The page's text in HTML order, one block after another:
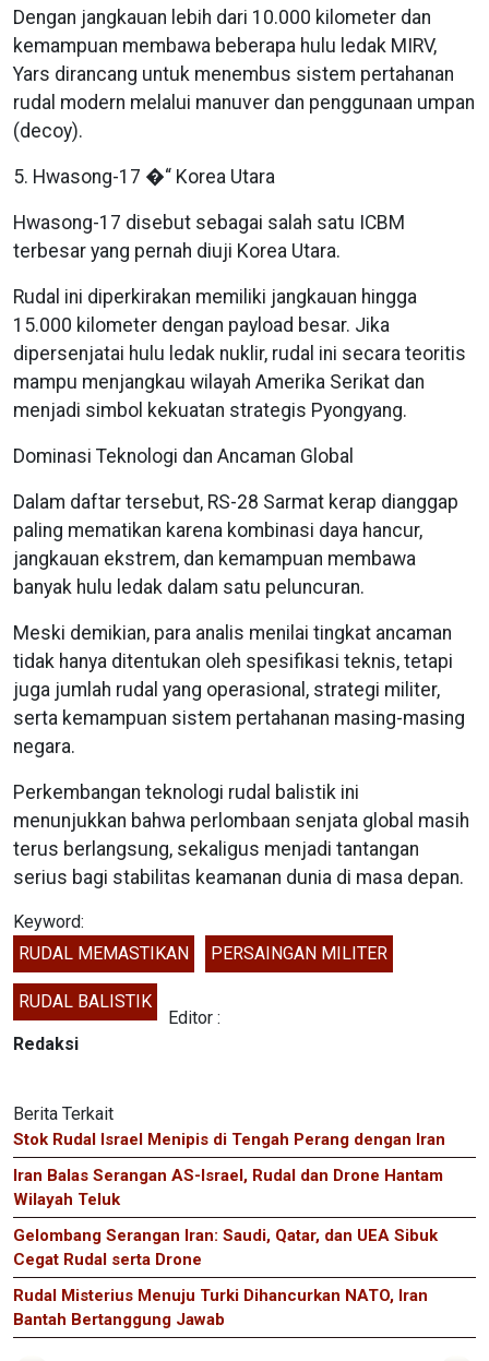
Dengan jangkauan lebih dari 10.000 kilometer dan
kemampuan membawa beberapa hulu ledak MIRV,
Yars dirancang untuk menembus sistem pertahanan
rudal modern melalui manuver dan penggunaan umpan
(decoy).
5. Hwasong-17 �“ Korea Utara
Hwasong-17 disebut sebagai salah satu ICBM
terbesar yang pernah diuji Korea Utara.
Rudal ini diperkirakan memiliki jangkauan hingga
15.000 kilometer dengan payload besar. Jika
dipersenjatai hulu ledak nuklir, rudal ini secara teoritis
mampu menjangkau wilayah Amerika Serikat dan
menjadi simbol kekuatan strategis Pyongyang.
Dominasi Teknologi dan Ancaman Global
Dalam daftar tersebut, RS-28 Sarmat kerap dianggap
paling mematikan karena kombinasi daya hancur,
jangkauan ekstrem, dan kemampuan membawa
banyak hulu ledak dalam satu peluncuran.
Meski demikian, para analis menilai tingkat ancaman
tidak hanya ditentukan oleh spesifikasi teknis, tetapi
juga jumlah rudal yang operasional, strategi militer,
serta kemampuan sistem pertahanan masing-masing
negara.
Perkembangan teknologi rudal balistik ini
menunjukkan bahwa perlombaan senjata global masih
terus berlangsung, sekaligus menjadi tantangan
serius bagi stabilitas keamanan dunia di masa depan.
Keyword:
RUDAL MEMASTIKAN
PERSAINGAN MILITER
RUDAL BALISTIK
Editor :
Redaksi
Berita Terkait
Stok Rudal Israel Menipis di Tengah Perang dengan Iran
Iran Balas Serangan AS-Israel, Rudal dan Drone Hantam
Wilayah Teluk
Gelombang Serangan Iran: Saudi, Qatar, dan UEA Sibuk
Cegat Rudal serta Drone
Rudal Misterius Menuju Turki Dihancurkan NATO, Iran
Bantah Bertanggung Jawab